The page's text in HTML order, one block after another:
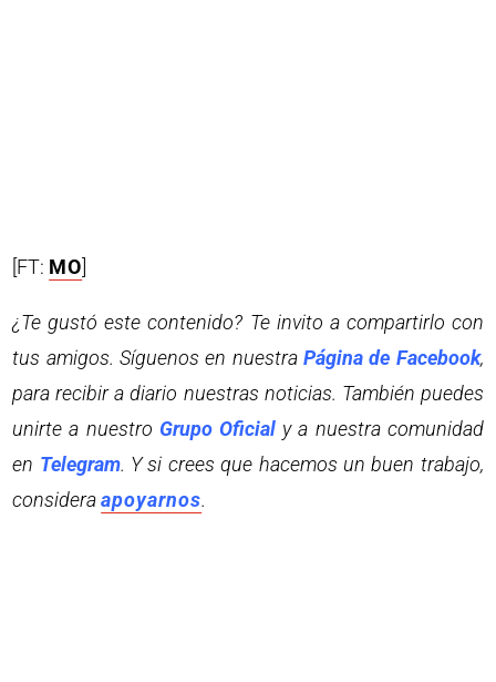
[FT: MO
¿Te gustó este contenido? Te invito a compartirlo con
tus amigos. Síguenos en nuestraPágina de Facebook,
para recibir a diario nuestras noticias. También puedes
unirte a nuestro Grupo Oficial y a nuestra comunidad
en Telegram. Y si crees que hacemos un buen trabajo,
consideraapoyarnos.